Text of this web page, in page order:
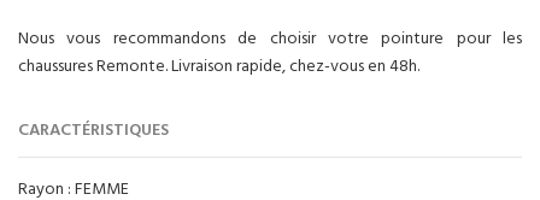
Nous vous recommandons de choisir votre pointure pour les
chaussures Remonte. Livraison rapide, chez-vous en 48h.
CARACTÉRISTIQUES
Rayon :FEMME